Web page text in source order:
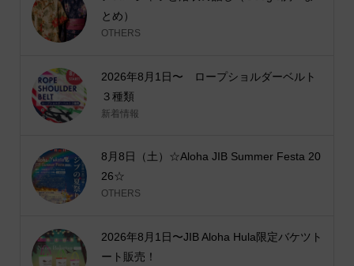
とめ）
OTHERS
2026年8月1日〜 ロープショルダーベルト
３種類
新着情報
8月8日（土）☆Aloha JIB Summer Festa 20
26☆
OTHERS
2026年8月1日〜JIB Aloha Hula限定バケツト
ート販売！